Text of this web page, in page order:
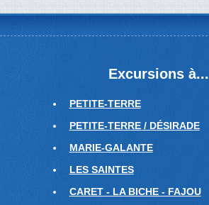
Excursions à...
PETITE-TERRE
PETITE-TERRE / DÉSIRADE
MARIE-GALANTE
LES SAINTES
CARET - LA BICHE - FAJOU